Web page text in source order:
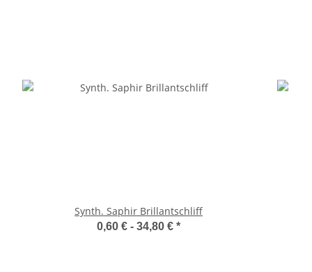
Synth. Saphir Brillantschliff
0,60 € - 34,80 € *